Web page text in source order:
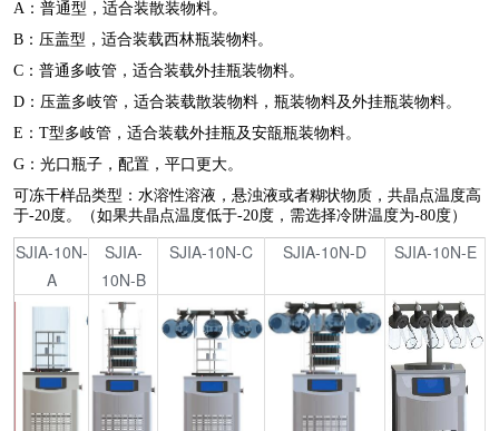
A：普通型，适合装散装物料。
B：压盖型，适合装载西林瓶装物料。
C：普通多岐管，适合装载外挂瓶装物料。
D：压盖多岐管，适合装载散装物料，瓶装物料及外挂瓶装物料。
E：T型多岐管，适合装载外挂瓶及安瓿瓶装物料。
G：光口瓶子，配置，平口更大。
可冻干样品类型：水溶性溶液，悬浊液或者糊状物质，共晶点温度高
于-20度。（如果共晶点温度低于-20度，需选择冷阱温度为-80度）
SJIA-10N-
A
SJIA-
10N-B
SJIA-10N-C SJIA-10N-D SJIA-10N-E